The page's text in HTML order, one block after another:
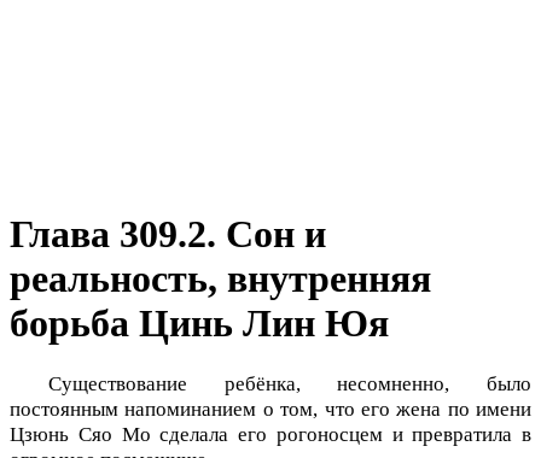
Глава 309.2. Сон и
реальность, внутренняя
борьба Цинь Лин Юя
Существование ребёнка, несомненно, было
постоянным напоминанием о том, что его жена по имени
Цзюнь Сяо Мо сделала его рогоносцем и превратила в